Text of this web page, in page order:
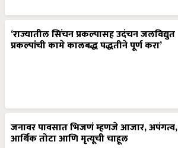
‘राज्यातील सिंचन प्रकल्पासह उदंचन जलविद्युत
प्रकल्पांची कामे कालबद्ध पद्धतीने पूर्ण करा’
जनावर पावसात भिजणं म्हणजे आजार, अपंगत्व,
आर्थिक तोटा आणि मृत्यूची चाहूल